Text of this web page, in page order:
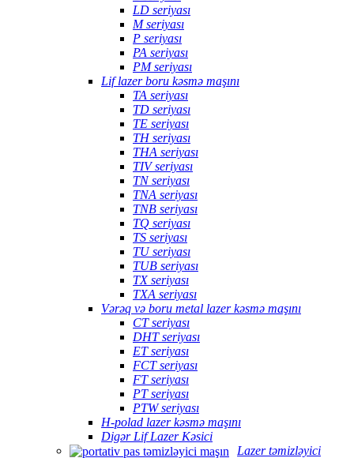
LD seriyası
M seriyası
P seriyası
PA seriyası
PM seriyası
Lif lazer boru kəsmə maşını
TA seriyası
TD seriyası
TE seriyası
TH seriyası
THA seriyası
TIV seriyası
TN seriyası
TNA seriyası
TNB seriyası
TQ seriyası
TS seriyası
TU seriyası
TUB seriyası
TX seriyası
TXA seriyası
Vərəq və boru metal lazer kəsmə maşını
CT seriyası
DHT seriyası
ET seriyası
FCT seriyası
FT seriyası
PT seriyası
PTW seriyası
H-polad lazer kəsmə maşını
Digər Lif Lazer Kəsici
Lazer təmizləyici